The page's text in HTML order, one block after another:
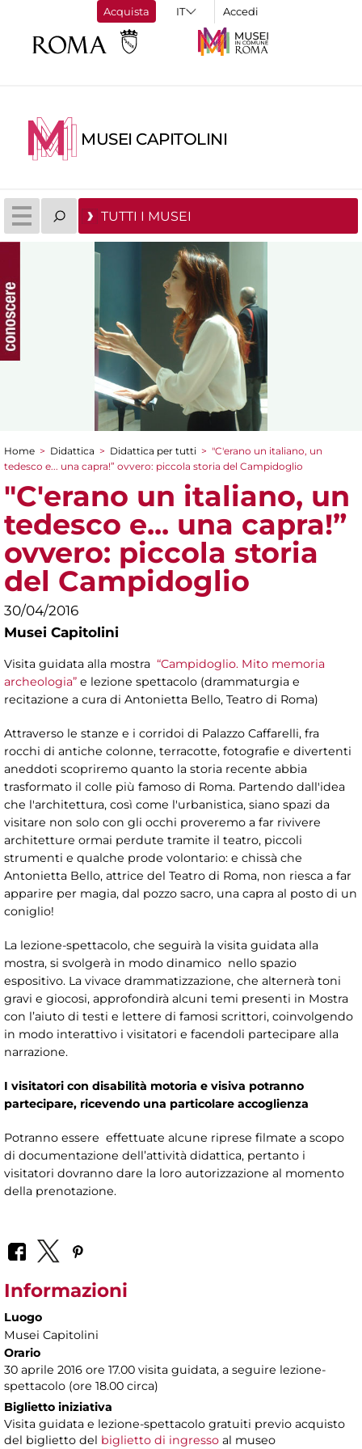
Acquista Accedi
MUSEI CAPITOLINI
TUTTI I MUSEI
Tu sei qui
Home > Didattica > Didattica per tutti > "C'erano un italiano, un
tedesco e... una capra!” ovvero: piccola storia del Campidoglio
"C'erano un italiano, un
tedesco e... una capra!”
ovvero: piccola storia
del Campidoglio
30/04/2016
Musei Capitolini
Visita guidata alla mostra “Campidoglio. Mito memoria
archeologia” e lezione spettacolo (drammaturgia e
recitazione a cura di Antonietta Bello, Teatro di Roma)
Attraverso le stanze e i corridoi di Palazzo Caffarelli, fra
rocchi di antiche colonne, terracotte, fotografie e divertenti
aneddoti scopriremo quanto la storia recente abbia
trasformato il colle più famoso di Roma. Partendo dall'idea
che l'architettura, così come l'urbanistica, siano spazi da
visitare non solo con gli occhi proveremo a far rivivere
architetture ormai perdute tramite il teatro, piccoli
strumenti e qualche prode volontario: e chissà che
Antonietta Bello, attrice del Teatro di Roma, non riesca a far
apparire per magia, dal pozzo sacro, una capra al posto di un
coniglio!
La lezione-spettacolo, che seguirà la visita guidata alla
mostra, si svolgerà in modo dinamico nello spazio
espositivo. La vivace drammatizzazione, che alternerà toni
gravi e giocosi, approfondirà alcuni temi presenti in Mostra
con l’aiuto di testi e lettere di famosi scrittori, coinvolgendo
in modo interattivo i visitatori e facendoli partecipare alla
narrazione.
I visitatori con disabilità motoria e visiva potranno
partecipare, ricevendo una particolare accoglienza
Potranno essere effettuate alcune riprese filmate a scopo
di documentazione dell’attività didattica, pertanto i
visitatori dovranno dare la loro autorizzazione al momento
della prenotazione.
Informazioni
Luogo
Musei Capitolini
Orario
30 aprile 2016 ore 17.00 visita guidata, a seguire lezione-
spettacolo (ore 18.00 circa)
Biglietto iniziativa
Visita guidata e lezione-spettacolo gratuiti previo acquisto
del biglietto del biglietto di ingresso al museo